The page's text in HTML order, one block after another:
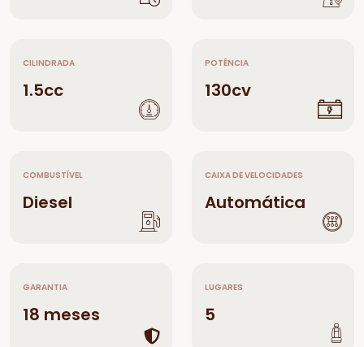
CILINDRADA
1.5cc
POTÊNCIA
130cv
COMBUSTÍVEL
Diesel
CAIXA DE VELOCIDADES
Automática
GARANTIA
18 meses
LUGARES
5